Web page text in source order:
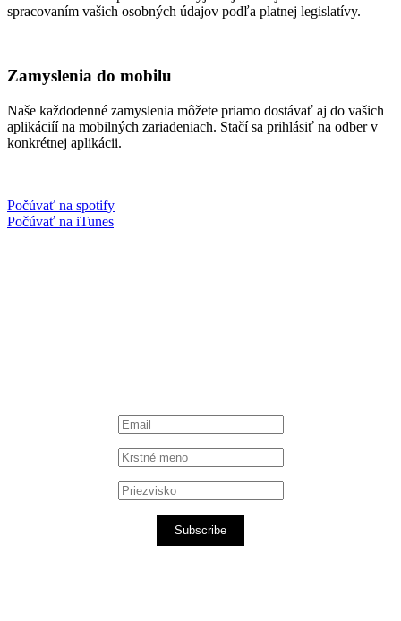
spracovaním vašich osobných údajov podľa platnej legislatívy.
Zamyslenia do mobilu
Naše každodenné zamyslenia môžete priamo dostávať aj do vašich
aplikáciíí na mobilných zariadeniach. Stačí sa prihlásiť na odber v
konkrétnej aplikácii.
Počúvať na spotify
Počúvať na iTunes
Subscribe